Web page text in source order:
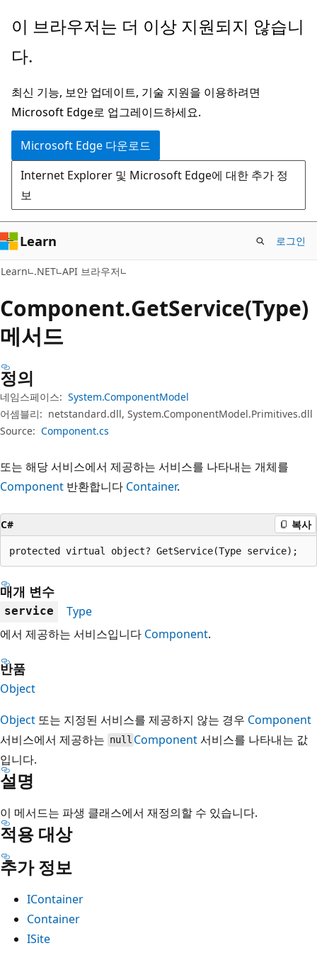
주
콘
츠
로
건
너
뛰
기
페
지
탐
색
으
로
건
너
뛰
기
이 브라우저는 더 이상 지원되지 않습니
다.
최신 기능, 보안 업데이트, 기술 지원을 이용하려면
Microsoft Edge로 업그레이드하세요.
Microsoft Edge 다운로드
Internet Explorer 및 Microsoft Edge에 대한 추가 정
보
Learn 로그인
Learn .NET API 브라우저
Component.GetService(Type)
메서드
정의
네임스페이스: System.ComponentModel
어셈블리: netstandard.dll, System.ComponentModel.Primitives.dll
Source: Component.cs
또는 해당 서비스에서 제공하는 서비스를 나타내는 개체를
Component 반환합니다 Container.
C# 복사
protected virtual object? GetService(Type service);
매개 변수
service
Type
에서 제공하는 서비스입니다 Component.
반품
Object
Object 또는 지정된 서비스를 제공하지 않는 경우 Component
서비스에서 제공하는 null Component서비스를 나타내는 값
입니다.
설명
이 메서드는 파생 클래스에서 재정의할 수 있습니다.
적용 대상
추가 정보
IContainer
Container
ISite